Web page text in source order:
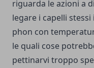
riguarda le azioni a
legare i capelli
phon con
le quali cose
pettinarvi troppo